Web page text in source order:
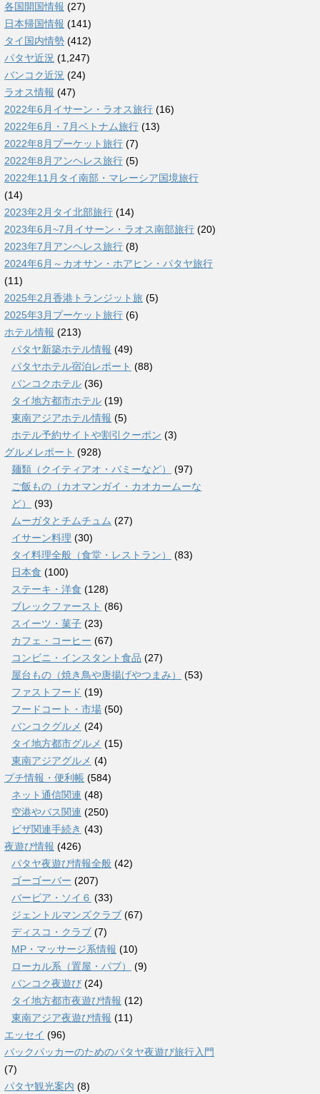
各国開国情報 (27)
日本帰国情報 (141)
タイ国内情勢 (412)
パタヤ近況 (1,247)
バンコク近況 (24)
ラオス情報 (47)
2022年6月イサーン・ラオス旅行 (16)
2022年6月・7月ベトナム旅行 (13)
2022年8月プーケット旅行 (7)
2022年8月アンヘレス旅行 (5)
2022年11月タイ南部・マレーシア国境旅行
(14)
2023年2月タイ北部旅行 (14)
2023年6月~7月イサーン・ラオス南部旅行 (20)
2023年7月アンヘレス旅行 (8)
2024年6月～カオサン・ホアヒン・パタヤ旅行
(11)
2025年2月香港トランジット旅 (5)
2025年3月プーケット旅行 (6)
ホテル情報 (213)
パタヤ新築ホテル情報 (49)
パタヤホテル宿泊レポート (88)
バンコクホテル (36)
タイ地方都市ホテル (19)
東南アジアホテル情報 (5)
ホテル予約サイトや割引クーポン (3)
グルメレポート (928)
麺類（クイティアオ・バミーなど）
(97)
ご飯もの（カオマンガイ・カオカームーな
ど）
(93)
ムーガタとチムチュム (27)
イサーン料理 (30)
タイ料理全般（食堂・レストラン）
(83)
日本食 (100)
ステーキ・洋食 (128)
ブレックファースト (86)
スイーツ・菓子 (23)
カフェ・コーヒー (67)
コンビニ・インスタント食品 (27)
屋台もの（焼き鳥や唐揚げやつまみ）
(53)
ファストフード (19)
フードコート・市場 (50)
バンコクグルメ (24)
タイ地方都市グルメ (15)
東南アジアグルメ (4)
プチ情報・便利帳 (584)
ネット通信関連 (48)
空港やバス関連 (250)
ビザ関連手続き (43)
夜遊び情報 (426)
パタヤ夜遊び情報全般 (42)
ゴーゴーバー (207)
バービア・ソイ６ (33)
ジェントルマンズクラブ (67)
ディスコ・クラブ (7)
MP・マッサージ系情報 (10)
ローカル系（置屋・パブ）
(9)
バンコク夜遊び (24)
タイ地方都市夜遊び情報 (12)
東南アジア夜遊び情報 (11)
エッセイ (96)
バックパッカーのためのパタヤ夜遊び旅行入門
(7)
パタヤ観光案内 (8)